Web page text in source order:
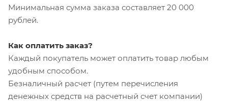
Минимальная сумма заказа составляет 20 000
рублей.
Как оплатить заказ?
Каждый покупатель может оплатить товар любым
удобным способом.
Безналичный расчет (путем перечисления
денежных средств на расчетный счет компании)